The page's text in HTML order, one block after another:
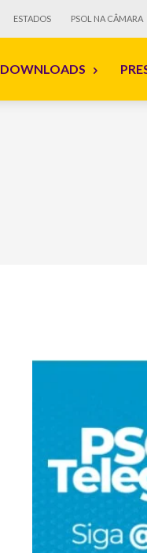
ESTADOS PSOL NA CÂMARA
DOWNLOADS